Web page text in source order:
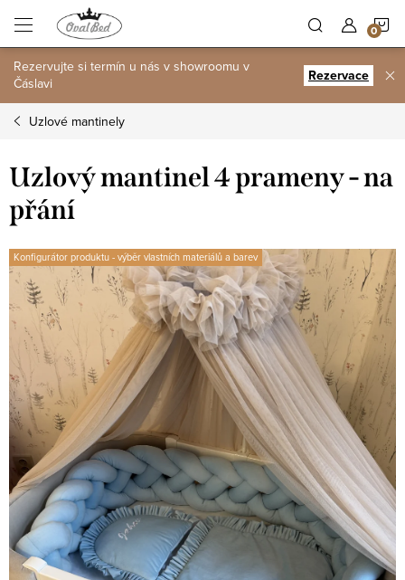
obsah
Rezervujte si termín u nás v showroomu v
Čáslavi
Rezervace
Uzlové mantinely
Uzlový mantinel 4 prameny - na
přání
Konfigurátor produktu - výběr vlastních materiálů a barev